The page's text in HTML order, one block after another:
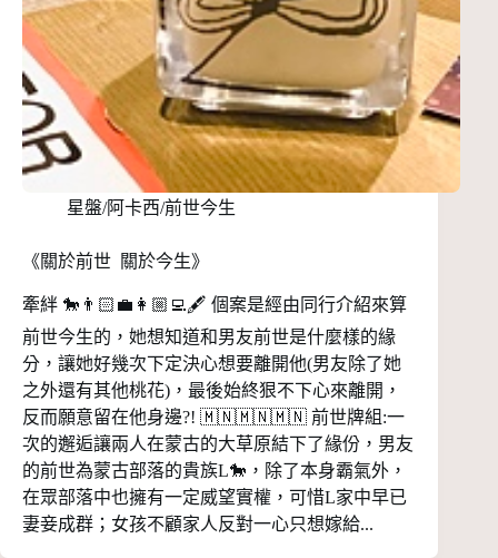
星盤/阿卡西/前世今生
《關於前世 關於今生》
牽絆 🐎👨🏻‍💼👩🏼‍💻🖋 個案是經由同行介紹來算
前世今生的，她想知道和男友前世是什麼樣的緣
分，讓她好幾次下定決心想要離開他(男友除了她
之外還有其他桃花)，最後始終狠不下心來離開，
反而願意留在他身邊?! 🇲🇳🇲🇳🇲🇳 前世牌組:一
次的邂逅讓兩人在蒙古的大草原結下了緣份，男友
的前世為蒙古部落的貴族L🐎，除了本身霸氣外，
在眾部落中也擁有一定威望實權，可惜L家中早已
妻妾成群；女孩不顧家人反對一心只想嫁給...